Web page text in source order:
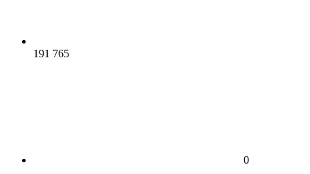
191 765
0